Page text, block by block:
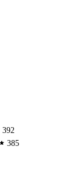
392
385